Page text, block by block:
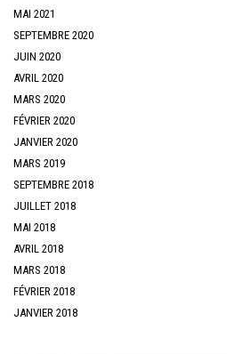
MAI 2021
SEPTEMBRE 2020
JUIN 2020
AVRIL 2020
MARS 2020
FÉVRIER 2020
JANVIER 2020
MARS 2019
SEPTEMBRE 2018
JUILLET 2018
MAI 2018
AVRIL 2018
MARS 2018
FÉVRIER 2018
JANVIER 2018